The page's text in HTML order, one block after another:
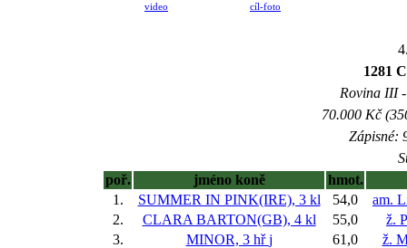
video cíl-foto
1281
Rovina III
70.000 Kč
Zápisné:
poř.
jméno koně
hmot.
1.
SUMMER IN PINK(IRE), 3 kl 54,0
am.
2.
CLARA BARTON(GB), 4 kl 55,0
ž.
3.
MINOR, 3 hřj 61,0
ž.